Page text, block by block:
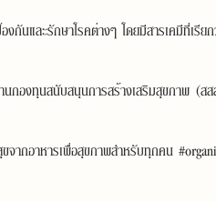
นและรักษาโรคต่างๆ โดยมีสารเคมีที่เรี
องทุนสนับสนุนการสร้างเสริมสุขภาพ (ส
จากอาหารเพื่อสุขภาพสำหรับทุกคน